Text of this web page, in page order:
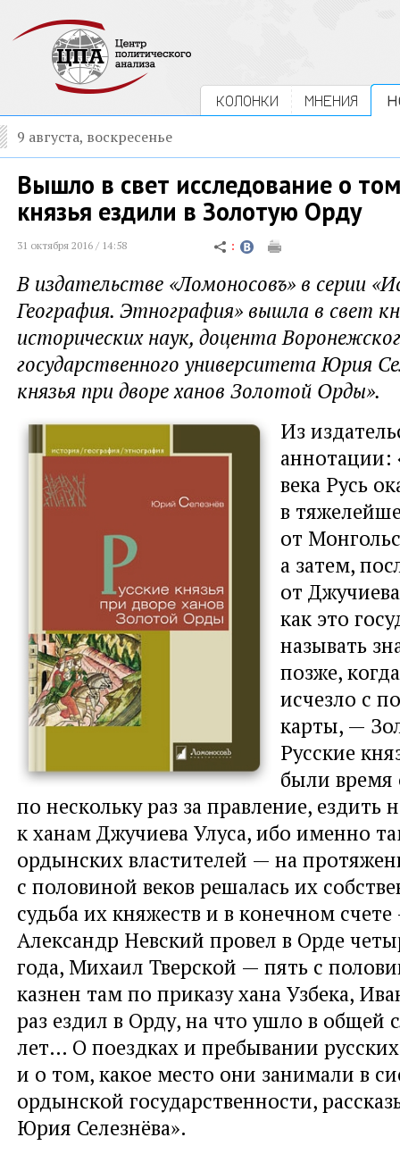
КОЛОНКИ МНЕНИЯ
9 августа, воскресенье
Вышло в свет исследование о
князья ездили в Золотую Орду
31 октября 2016 / 14:58
В издательстве «Ломоносовъ» в серии
География. Этнография» вышла в свет
исторических наук, доцента
государственного университета Юрия
князья при дворе ханов Золотой Орды».
Из
аннотации:
века Русь
в
от
а затем,
от
как это
называть
позже,
исчезло с
карты, —
Русские
были время
по нескольку раз за правление, ездить
к ханам Джучиева Улуса, ибо именно
ордынских властителей — на
с половиной веков решалась их
судьба их княжеств и в конечном
Александр Невский провел в Орде
года, Михаил Тверской — пять с
казнен там по приказу хана Узбека,
раз ездил в Орду, на что ушло в общей
лет… О поездках и пребывании
и о том, какое место они занимали в
ордынской государственности,
Юрия Селезнёва».